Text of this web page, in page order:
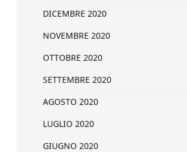
DICEMBRE 2020
NOVEMBRE 2020
OTTOBRE 2020
SETTEMBRE 2020
AGOSTO 2020
LUGLIO 2020
GIUGNO 2020